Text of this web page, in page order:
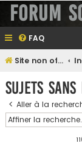
Forum
FAQ
Site non officiel sur le SCO d'Angers
Sujets sans
Aller à la